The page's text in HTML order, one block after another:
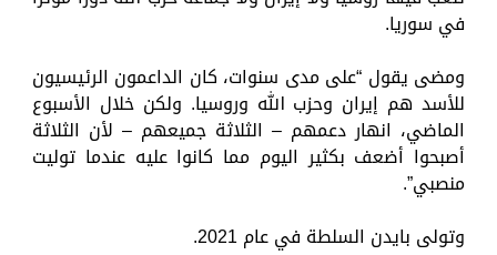
في سوريا.
ومضى يقول “على مدى سنوات، كان الداعمون الرئيسيون
للأسد هم إيران وحزب الله وروسيا. ولكن خلال الأسبوع
الماضي، انهار دعمهم – ​الثلاثة جميعهم – لأن الثلاثة
أصبحوا أضعف بكثير اليوم مما كانوا عليه عندما توليت
منصبي”.
وتولى بايدن السلطة في عام 2021.